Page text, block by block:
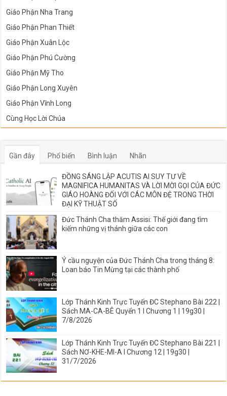
Giáo Phận Nha Trang
Giáo Phận Phan Thiết
Giáo Phận Xuân Lộc
Giáo Phận Phú Cường
Giáo Phận Mỹ Tho
Giáo Phận Long Xuyên
Giáo Phận Vĩnh Long
Cùng Học Lời Chúa
Gần đây Phổ biến Bình luận Nhãn
ĐỒNG SÁNG LẬP ACUTIS AI SUY TƯ VỀ
MAGNIFICA HUMANITAS VÀ LỜI MỜI GỌI CỦA ĐỨC
GIÁO HOÀNG ĐỐI VỚI CÁC MÔN ĐỆ TRONG THỜI
ĐẠI KỸ THUẬT SỐ
Đức Thánh Cha thăm Assisi: Thế giới đang tìm
kiếm những vị thánh giữa các con
Ý cầu nguyện của Đức Thánh Cha trong tháng 8:
Loan báo Tin Mừng tại các thành phố
Lớp Thánh Kinh Trực Tuyến ĐC Stephano Bài 222 |
Sách MA-CA-BÊ Quyển 1 I Chương 1 | 19g30 |
7/8/2026
Lớp Thánh Kinh Trực Tuyến ĐC Stephano Bài 221 |
Sách NƠ-KHE-MI-A I Chương 12 | 19g30 |
31/7/2026